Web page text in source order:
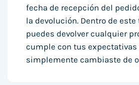
fecha de recepción del
la devolución. Dentro de este
puedes devolver cualquier
cumple con tus expectativas
simplemente cambiaste de